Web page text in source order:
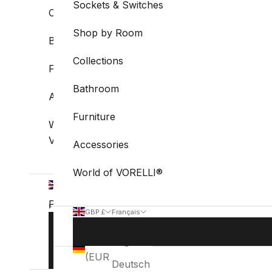
Collections
Bathroom
Furniture
Accessories
World of
VORELLI®
Pays
Allemagne
Australie
Français
Langue
Deutsch
VISIT
Sockets & Switches
Shop by Room
Collections
Bathroom
Furniture
Accessories
World of VORELLI®
GBP £
(EUR €)
Français
Deutsch